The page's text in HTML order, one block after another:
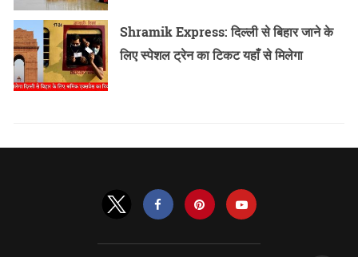
Shramik Express: दिल्ली से बिहार जाने के
लिए स्पेशल ट्रेन का टिकट यहाँ से मिलेगा